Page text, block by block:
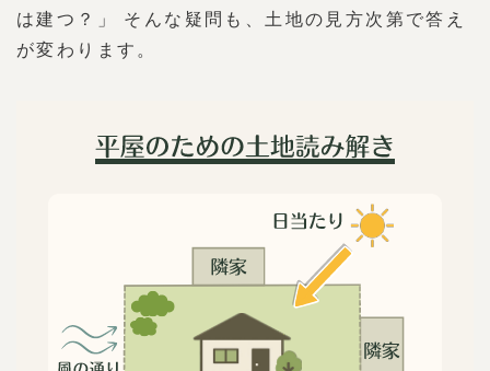
は建つ？」 そんな疑問も、土地の見方次第で答え
が変わります。